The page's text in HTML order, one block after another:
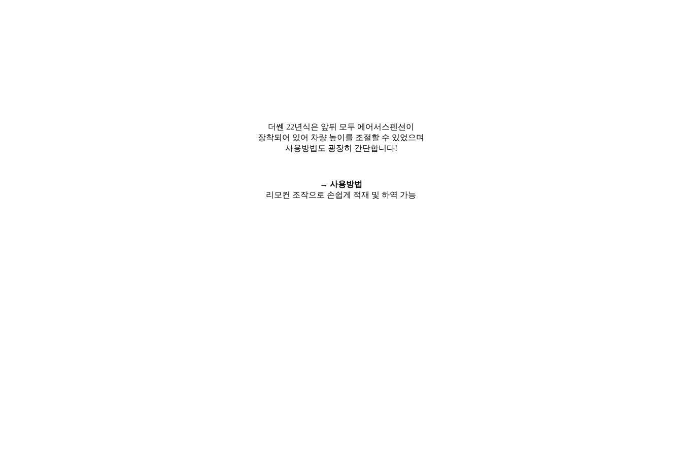
더쎈 22년식은 앞뒤 모두 에어서스펜션이
장착되어 있어 차량 높이를 조절할 수 있었으며
사용방법도 굉장히 간단합니다!
→ 사용방법
리모컨 조작으로 손쉽게 적재 및 하역 가능